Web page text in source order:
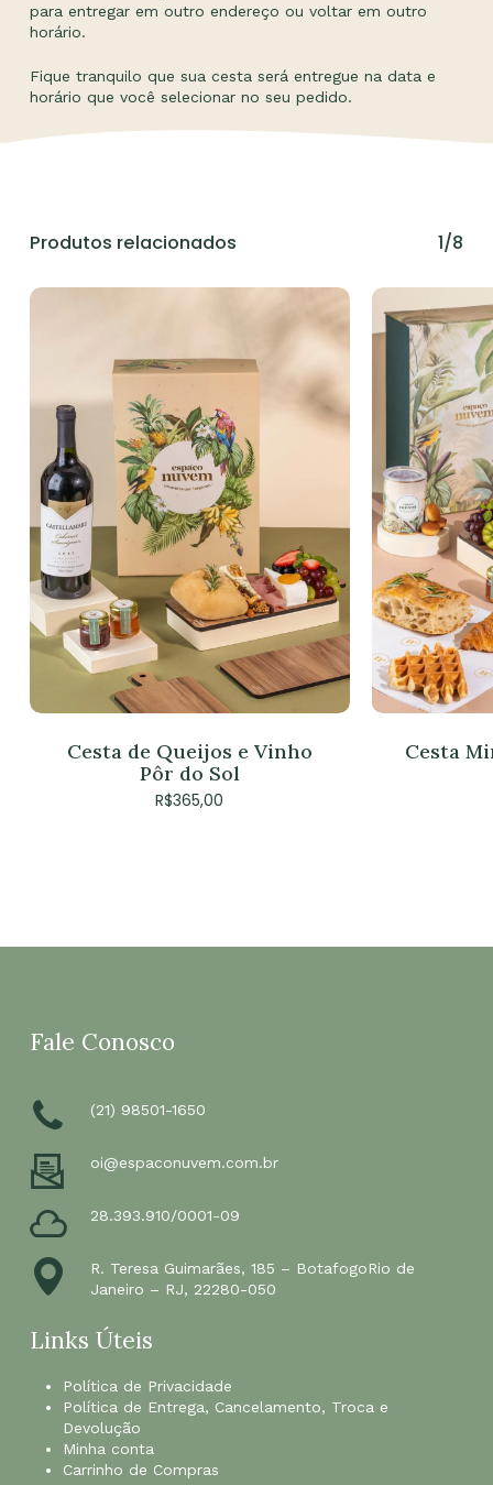
para entregar em outro endereço ou voltar em outro
horário.
Fique tranquilo que sua cesta será entregue na data e
horário que você selecionar no seu pedido.
Produtos relacionados 1/8
Cesta de Queijos e Vinho
Pôr do Sol
R$365,00
Cesta
Fale Conosco
(21) 98501-1650
oi@espaconuvem.com.br
28.393.910/0001-09
R. Teresa Guimarães, 185 – BotafogoRio de
Janeiro – RJ, 22280-050
Links Úteis
Política de Privacidade
Política de Entrega, Cancelamento, Troca e
Devolução
Minha conta
Carrinho de Compras